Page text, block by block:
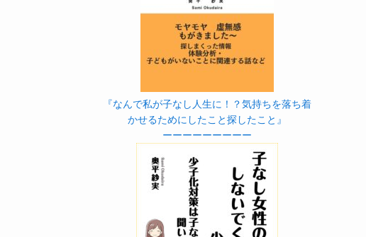
『なんで私が子なし人生に！？気持ちを落ち着
かせるためにしたこと探したこと』
ーーーーーーーーー